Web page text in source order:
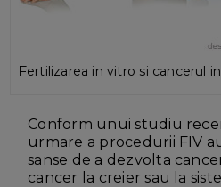
Fertilizarea in vitro si cancerul
Conform unui studiu
urmare a procedurii FIV
sanse de a dezvolta
cancer la creier sau la